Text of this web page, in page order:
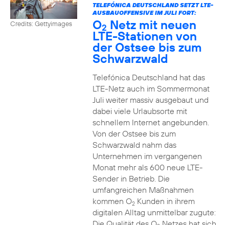
Credits: Gettyimages
TELEFÓNICA DEUTSCHLAND SETZT LTE-
AUSBAUOFFENSIVE IM JULI FORT:
O2 Netz mit neuen
LTE-Stationen von
der Ostsee bis zum
Schwarzwald
Telefónica Deutschland hat das
LTE-Netz auch im Sommermonat
Juli weiter massiv ausgebaut und
dabei viele Urlaubsorte mit
schnellem Internet angebunden.
Von der Ostsee bis zum
Schwarzwald nahm das
Unternehmen im vergangenen
Monat mehr als 600 neue LTE-
Sender in Betrieb. Die
umfangreichen Maßnahmen
kommen O2Kunden in ihrem
digitalen Alltag unmittelbar zugute: